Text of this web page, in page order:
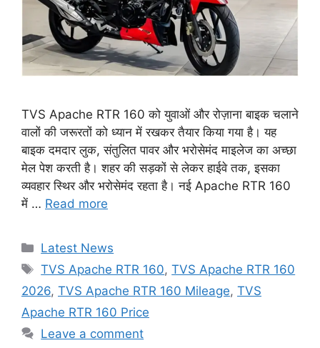
TVS Apache RTR 160 को युवाओं और रोज़ाना बाइक चलाने
वालों की जरूरतों को ध्यान में रखकर तैयार किया गया है। यह
बाइक दमदार लुक, संतुलित पावर और भरोसेमंद माइलेज का अच्छा
मेल पेश करती है। शहर की सड़कों से लेकर हाईवे तक, इसका
व्यवहार स्थिर और भरोसेमंद रहता है। नई Apache RTR 160
में … Read more
Categories
Latest News
Tags
TVS Apache RTR 160,TVS Apache RTR 160
2026, TVS Apache RTR 160 Mileage, TVS
Apache RTR 160 Price
Leave a comment